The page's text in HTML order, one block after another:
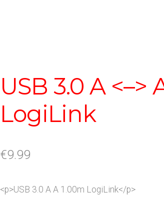
USB 3.0 A <–>
LogiLink
€9.99
<p>USB 3.0 A A 1.00m LogiLink</p>